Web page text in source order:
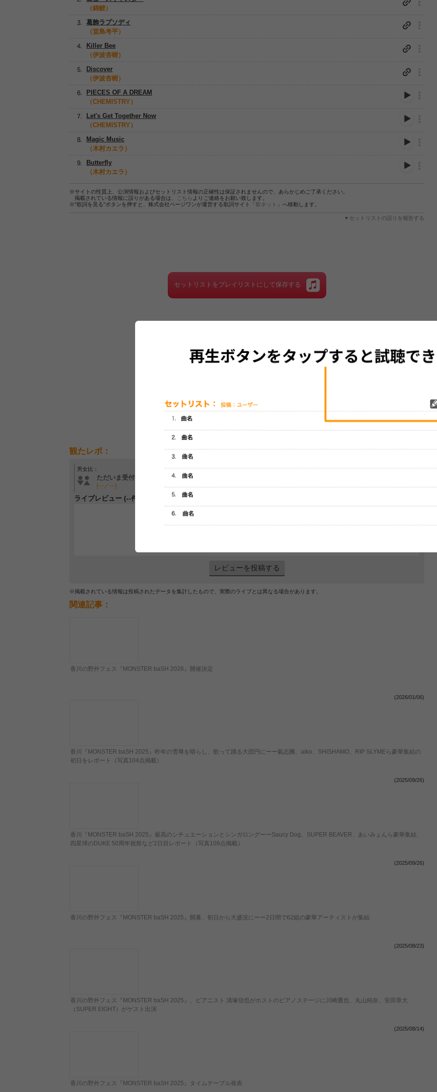
PIECES OF A DREAM
（CHEMISTRY）
Killer Bee
（伊波杏樹）
Discover
（伊波杏樹）
（錦鯉）
葛飾ラプソディ
（堂島考平）
Let's Get Together Now
（CHEMISTRY）
Magic Music
（木村カエラ）
Butterfly
（木村カエラ）
※サイトの性質上、公演情報およびセットリスト情報の正確性は保証されませんので、あらかじめご了承ください。
掲載されている情報に誤りがある場合は、
こちら よりご連絡をお願い致します。
※“歌詞を見る”ボタンを押すと、株式会社ページワンが運営する歌詞サイト「歌ネット 」へ移動します。
▼セットリストの誤りを報告する
セットリストをプレイリストにして保存する
観たレポ：
男女比：
ただいま受付中です
[---／---]
年齢層：
ただいま受付中です
ライブレビュー (--件)
レビューを投稿する
※掲載されている情報は投稿されたデータを集計したもので、実際のライブとは異なる場合があります。
関連記事：
香川の野外フェス『MONSTER baSH 2026』開催決定
(2026/01/06)
香川『MONSTER baSH 2025』昨年の雪辱を晴らし、歌って踊る大団円にーー氣志團、aiko、SHISHAMO、RIP SLYMEら豪華集結の
初日をレポート（写真104点掲載）
(2025/09/26)
香川『MONSTER baSH 2025』最高のシチュエーションとシンガロングーーSaucy Dog、SUPER BEAVER、あいみょんら豪華集結、
四星球のDUKE 50周年祝祭など2日目レポート（写真109点掲載）
(2025/09/26)
香川の野外フェス『MONSTER baSH 2025』開幕、初日から大盛況にーー2日間で62組の豪華アーティストが集結
(2025/08/23)
香川の野外フェス『MONSTER baSH 2025』、ピアニスト 清塚信也がホストのピアノステージに川崎鷹也、丸山純奈、安田章大
（SUPER EIGHT）がゲスト出演
(2025/08/14)
香川の野外フェス『MONSTER baSH 2025』タイムテーブル発表